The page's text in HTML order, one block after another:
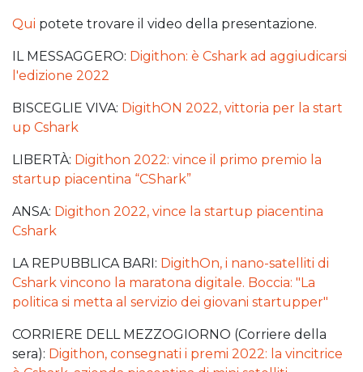
Qui potete trovare il video della presentazione.
IL MESSAGGERO: Digithon: è Cshark ad aggiudicarsi
l'edizione 2022
BISCEGLIE VIVA: DigithON 2022, vittoria per la start
up Cshark
LIBERTÀ: Digithon 2022: vince il primo premio la
startup piacentina “CShark”
ANSA: Digithon 2022, vince la startup piacentina
Cshark
LA REPUBBLICA BARI: DigithOn, i nano-satelliti di
Cshark vincono la maratona digitale. Boccia: "La
politica si metta al servizio dei giovani startupper"
CORRIERE DELL MEZZOGIORNO (Corriere della
sera): Digithon, consegnati i premi 2022: la vincitrice